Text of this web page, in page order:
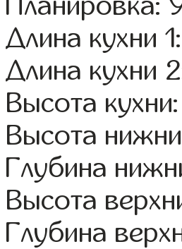
Планировка:
Длина кухни
Длина кухни
Высота
Высота
Глубина
Высота
Глубина